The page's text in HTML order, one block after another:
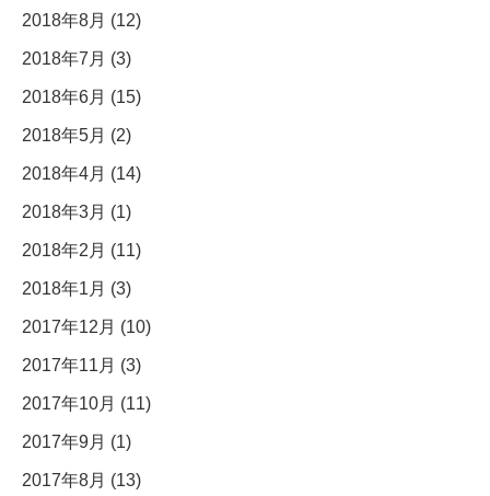
2018年8月 (12)
2018年7月 (3)
2018年6月 (15)
2018年5月 (2)
2018年4月 (14)
2018年3月 (1)
2018年2月 (11)
2018年1月 (3)
2017年12月 (10)
2017年11月 (3)
2017年10月 (11)
2017年9月 (1)
2017年8月 (13)